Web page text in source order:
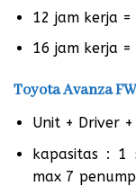
12 jam kerja
16 jam kerja
Toyota Avanza
Unit + Driver +
kapasitas : 1
max 7